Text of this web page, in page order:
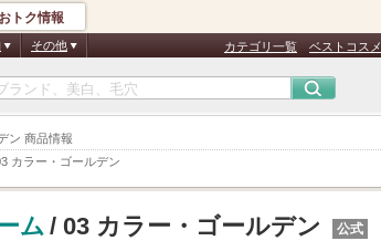
ン 商品情報
カラー・ゴールデン
トク情報
その他 カテゴリ一覧 ベストコスメ
ム / 03 カラー・ゴールデン 公式